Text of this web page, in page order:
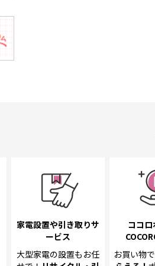
家電設置や引き取りサ
ービス
大型家電の設置も お任
ココ
お買い物で